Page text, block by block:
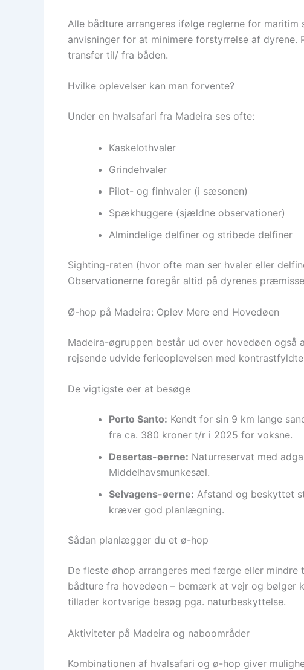
Alle bådture arrangeres ifølge reglerne for
anvisninger for at minimere forstyrrelse af
transfer til/ fra båden.
Hvilke oplevelser kan man forvente?
Under en hvalsafari fra Madeira ses ofte:
Kaskelothvaler
Grindehvaler
Pilot- og finhvaler (i sæsonen)
Spækhuggere (sjældne observationer)
Almindelige delfiner og stribede delfiner
Sighting-raten (hvor ofte man ser hvaler eller
Observationerne foregår altid på dyrenes
Ø-hop på Madeira: Oplev Mere end Hovedøen
Madeira-øgruppen består ud over hovedøen også
rejsende udvide ferieoplevelsen med
De vigtigste øer at besøge
Porto Santo: Kendt for sin 9 km lange
fra ca. 380 kroner t/r i 2025 for voksne.
Desertas-øerne: Naturreservat med
Middelhavsmunkesæl.
Selvagens-øerne: Afstand og beskyttet
kræver god planlægning.
Sådan planlægger du et ø-hop
De fleste øhop arrangeres med færge eller mindre
bådture fra hovedøen – bemærk at vejr og bølger
tillader kortvarige besøg pga. naturbeskyttelse.
Aktiviteter på Madeira og naboområder
Kombinationen af hvalsafari og ø-hop giver